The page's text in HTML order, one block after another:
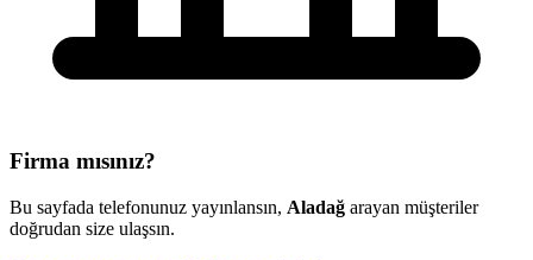
Firma mısınız?
Bu sayfada telefonunuz yayınlansın, Aladağ arayan müşteriler
doğrudan size ulaşsın.